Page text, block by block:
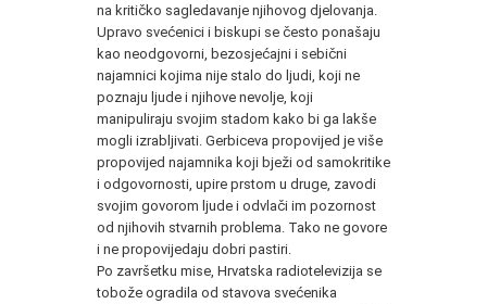
na kritičko sagledavanje njihovog djelovanja.
Upravo svećenici i biskupi se često ponašaju
kao neodgovorni, bezosjećajni i sebični
najamnici kojima nije stalo do ljudi, koji ne
poznaju ljude i njihove nevolje, koji
manipuliraju svojim stadom kako bi ga lakše
mogli izrabljivati. Gerbiceva propovijed je više
propovijed najamnika koji bježi od samokritike
i odgovornosti, upire prstom u druge, zavodi
svojim govorom ljude i odvlači im pozornost
od njihovih stvarnih problema. Tako ne govore
i ne propovijedaju dobri pastiri.
Po završetku mise, Hrvatska radiotelevizija se
tobože ogradila od stavova svećenika